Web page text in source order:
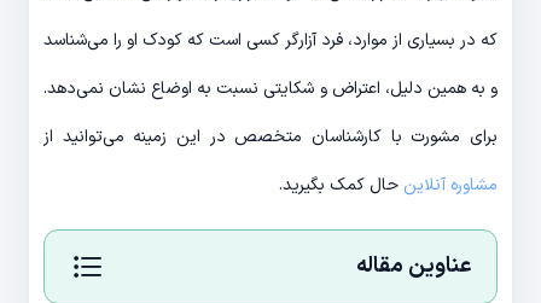
که در بسیاری از موارد، فرد آزارگر کسی است که کودک او را می‌شناسد
و به همین دلیل، اعتراض و شکایتی نسبت به اوضاع نشان نمی‌دهد.
برای مشورت با کارشناسان متخصص در این زمینه می‌توانید از
مشاوره آنلاین حال کمک بگیرید.
عناوین مقاله